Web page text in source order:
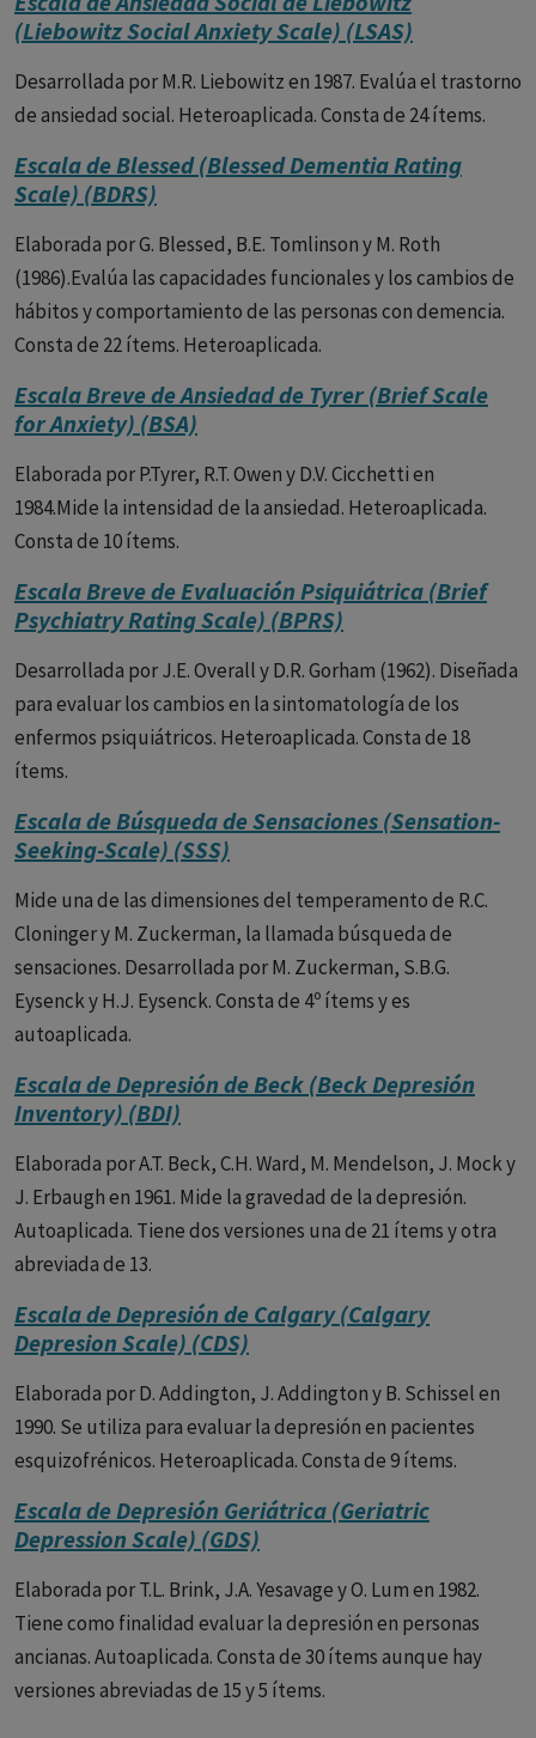
(Liebowitz Social Anxiety Scale) (LSAS)
Desarrollada por M.R. Liebowitz en 1987. Evalúa el trastorno
de ansiedad social. Heteroaplicada. Consta de 24 ítems.
Escala de Blessed (Blessed Dementia Rating
Scale) (BDRS)
Elaborada por G. Blessed, B.E. Tomlinson y M. Roth
(1986).Evalúa las capacidades funcionales y los cambios de
hábitos y comportamiento de las personas con demencia.
Consta de 22 ítems. Heteroaplicada.
Escala Breve de Ansiedad de Tyrer (Brief Scale
for Anxiety) (BSA)
Elaborada por P.Tyrer, R.T. Owen y D.V. Cicchetti en
1984.Mide la intensidad de la ansiedad. Heteroaplicada.
Consta de 10 ítems.
Escala Breve de Evaluación Psiquiátrica (Brief
Psychiatry Rating Scale) (BPRS)
Desarrollada por J.E. Overall y D.R. Gorham (1962). Diseñada
para evaluar los cambios en la sintomatología de los
enfermos psiquiátricos. Heteroaplicada. Consta de 18
ítems.
Escala de Búsqueda de Sensaciones (Sensation-
Seeking-Scale) (SSS)
Mide una de las dimensiones del temperamento de R.C.
Cloninger y M. Zuckerman, la llamada búsqueda de
sensaciones. Desarrollada por M. Zuckerman, S.B.G.
Eysenck y H.J. Eysenck. Consta de 4º ítems y es
autoaplicada.
Escala de Depresión de Beck (Beck Depresión
Inventory) (BDI)
Elaborada por A.T. Beck, C.H. Ward, M. Mendelson, J. Mock y
J. Erbaugh en 1961. Mide la gravedad de la depresión.
Autoaplicada. Tiene dos versiones una de 21 ítems y otra
abreviada de 13.
Escala de Depresión de Calgary (Calgary
Depresion Scale) (CDS)
Elaborada por D. Addington, J. Addington y B. Schissel en
1990. Se utiliza para evaluar la depresión en pacientes
esquizofrénicos. Heteroaplicada. Consta de 9 ítems.
Escala de Depresión Geriátrica (Geriatric
Depression Scale) (GDS)
Elaborada por T.L. Brink, J.A. Yesavage y O. Lum en 1982.
Tiene como finalidad evaluar la depresión en personas
ancianas. Autoaplicada. Consta de 30 ítems aunque hay
versiones abreviadas de 15 y 5 ítems.